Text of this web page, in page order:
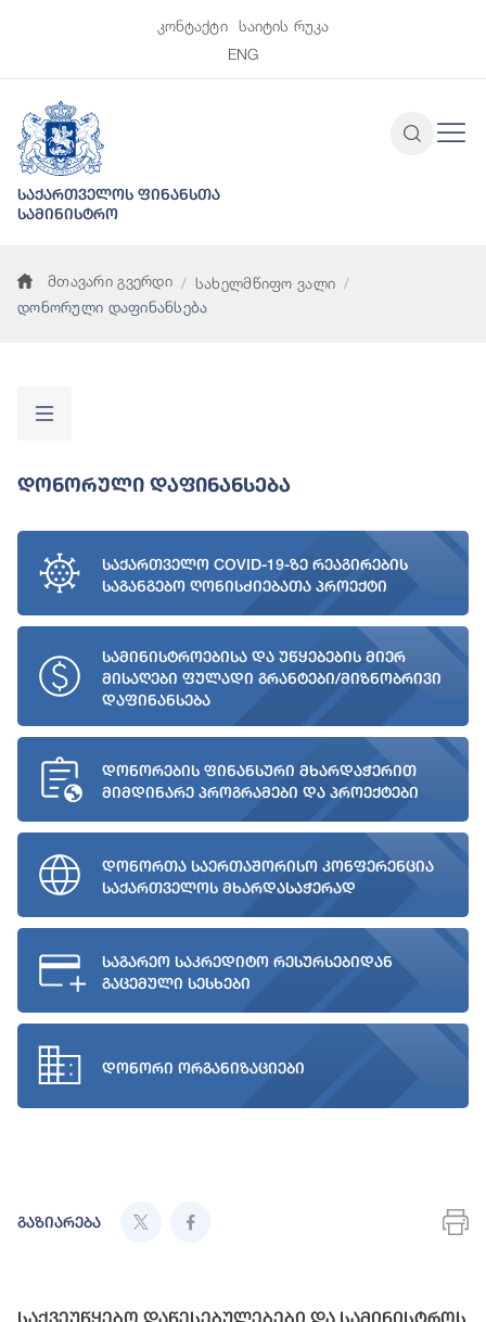
კონტაქტი
საიტის რუკა
ENG
საქართველოს ფინანსთა
სამინისტრო
მთავარი გვერდი
სახელმწიფო ვალი
დონორული დაფინანსება
Დონორული Დაფინანსება
საქართველო COVID-19-ზე რეაგირების
საგანგებო ღონისძიებათა პროექტი
სამინისტროებისა და უწყებების მიერ
მისაღები ფულადი გრანტები/მიზნობრივი
დაფინანსება
დონორების ფინანსური მხარდაჭერით
მიმდინარე პროგრამები და პროექტები
დონორთა საერთაშორისო კონფერენცია
საქართველოს მხარდასაჭერად
საგარეო საკრედიტო რესურსებიდან
გაცემული სესხები
დონორი ორგანიზაციები
გაზიარება